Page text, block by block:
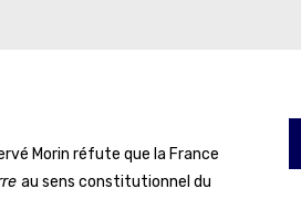
Morin réfute que la France
au sens constitutionnel du